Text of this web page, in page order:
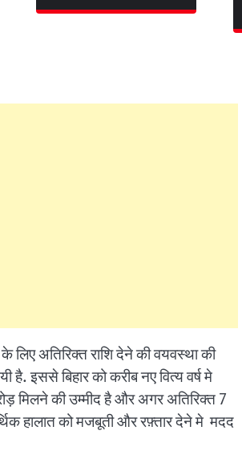
लिए अतिरिक्त राशि देने की वयवस्था की
है. इससे बिहार को करीब नए वित्य वर्ष मे
मिलने की उम्मीद है और अगर अतिरिक्त 7
हालात को मजबूती और रफ़्तार देने मे मदद